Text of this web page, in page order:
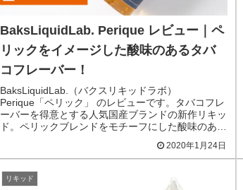
BaksLiquidLab. Perique レビュー｜ペ
リックをイメージした酸味のあるタバ
コフレーバー！
BaksLiquidLab.（バクスリキッドラボ）
Perique「ペリック」 のレビューです。タバコフレ
ーバーを得意とする人気国産ブランドの新作リキッ
ド。ペリックブレンドをモチーフにした酸味のある
2020年1月24日
リキッド